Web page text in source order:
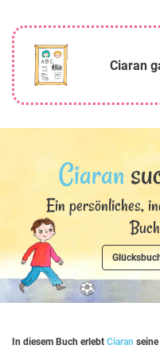
Ciaran
Ciaran
Ein persönliches,
In diesem Buch erlebt Ciaran